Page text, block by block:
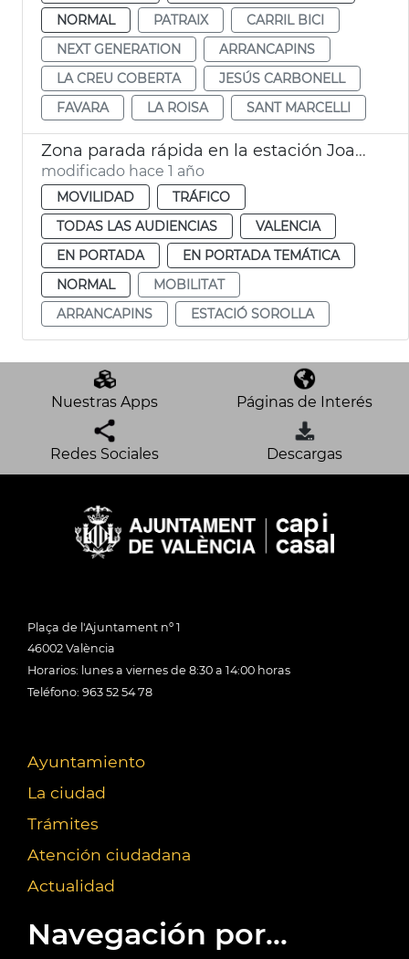
NORMAL
PATRAIX
CARRIL BICI
NEXT GENERATION
ARRANCAPINS
LA CREU COBERTA
JESÚS CARBONELL
FAVARA
LA ROISA SANT MARCELLI
Zona parada rápida en la estación Joaquín Sorolla
modificado hace 1 año
MOVILIDAD
TRÁFICO
TODAS LAS AUDIENCIAS
VALENCIA
EN PORTADA
EN PORTADA TEMÁTICA
NORMAL
MOBILITAT
ARRANCAPINS
ESTACIÓ SOROLLA
Nuestras Apps Páginas de Interés
Redes Sociales Descargas
Plaça de l'Ajuntament nº 1
46002 València
Horarios: lunes a viernes de 8:30 a 14:00 horas
Teléfono: 963 52 54 78
Ayuntamiento
La ciudad
Trámites
Atención ciudadana
Actualidad
Navegación por...